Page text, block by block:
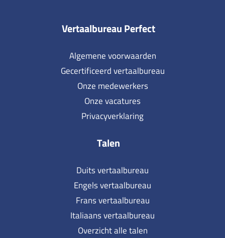
Vertaalbureau Perfect
Algemene voorwaarden
Gecertificeerd vertaalbureau
Onze medewerkers
Onze vacatures
Privacyverklaring
Talen
Duits vertaalbureau
Engels vertaalbureau
Frans vertaalbureau
Italiaans vertaalbureau
Overzicht alle talen